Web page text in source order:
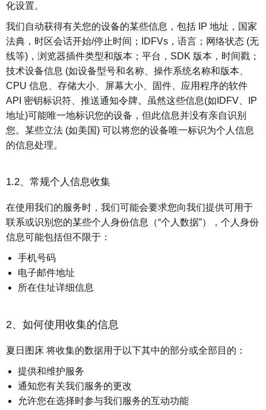
化设置。
我们自动获得有关您的设备的某些信息，包括 IP 地址，国家
法典，时区会话开始/停止时间；IDFVs，语言；网络状态 (无
线等)，浏览器插件类型和版本；平台，SDK 版本，时间戳；
技术设备信息 (如设备型号和名称、操作系统名称和版本、
CPU 信息、存储大小、屏幕大小、固件、应用程序的软件
API 密钥标识符、推送通知令牌。虽然这些信息(如IDFV、IP
地址)可能唯一地标识您的设备，但此信息并没有亲自识别
您。某些立法 (如美国) 可以将您的设备唯一标识为个人信息
的信息处理。
1.2、常规个人信息收集
在使用我们的服务时，我们可能会要求您向我们提供可用于
联系或识别您的某些个人身份信息（“个人数据”），个人身份
信息可能包括但不限于：
手机号码
电子邮件地址
所在住址详细信息
2、如何使用收集的信息
夏日图床 将收集的数据用于以下其中的部分或全部目的：
提供和维护服务
通知您有关我们服务的更改
允许您在选择时参与我们服务的互动功能